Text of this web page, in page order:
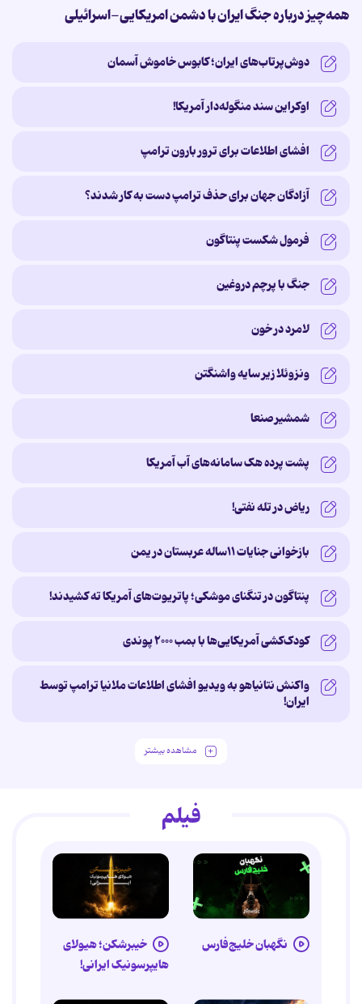
همه‌چیز درباره جنگ ایران با دشمن امریکایی-اسرائیلی
دوش‌پرتاب‌های ایران؛ کابوس خاموش آسمان
اوکراین سند منگوله‌دار آمریکا!
افشای اطلاعات برای ترور بارون ترامپ
آزادگان جهان برای حذف ترامپ دست به کار شدند؟
فرمول شکست پنتاگون
جنگ با پرچم دروغین
لامرد در خون
ونزوئلا زیر سایه‌ واشنگتن
شمشیر صنعا
پشت پرده‌ هک سامانه‌های آب آمریکا
ریاض در تله نفتی!
بازخوانی جنایات ۱۱ساله‌ عربستان در یمن
پنتاگون در تنگنای موشکی؛ پاتریوت‌های آمریکا ته کشیدند!
کودک‌کشی آمریکایی‌ها با بمب ۲۰۰۰ پوندی
واکنش نتانیاهو به ویدیو افشای اطلاعات ملانیا ترامپ توسط
ایران!
مشاهده بیشتر
فیلم
نگهبان خلیج‌فارس
خیبرشکن؛ هیولای
هایپرسونیک ایرانی!